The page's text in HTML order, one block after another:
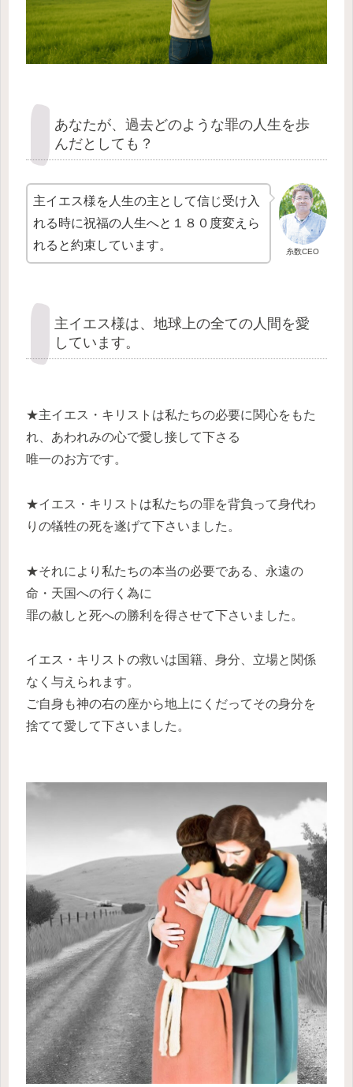
あなたが、過去どのような罪の人生を歩
んだとしても？
糸数CEO
主イエス様を人生の主として信じ受け入
れる時に祝福の人生へと１８０度変えら
れると約束しています。
主イエス様は、地球上の全ての人間を愛
しています。
★主イエス・キリストは私たちの必要に関心をもた
れ、あわれみの心で愛し接して下さる
唯一のお方です。
★イエス・キリストは私たちの罪を背負って身代わ
りの犠牲の死を遂げて下さいました。
★それにより私たちの本当の必要である、永遠の
命・天国への行く為に
罪の赦しと死への勝利を得させて下さいました。
イエス・キリストの救いは国籍、身分、立場と関係
なく与えられます。
ご自身も神の右の座から地上にくだってその身分を
捨てて愛して下さいました。